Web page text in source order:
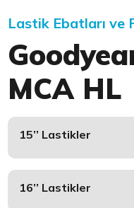
Lastik Ebatları ve
MCA HL
15’’ Lastikler
16’’ Lastikler